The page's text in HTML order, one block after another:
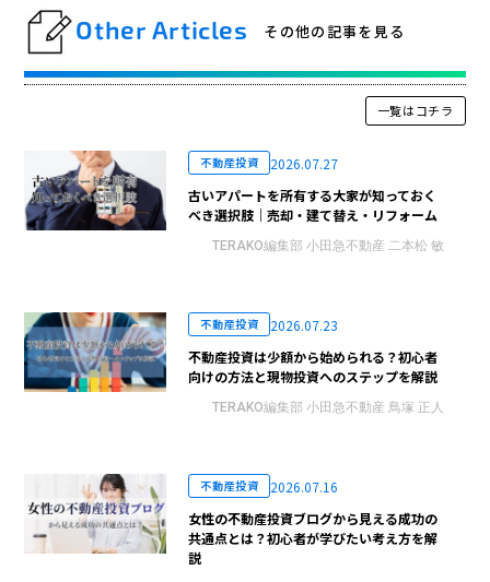
Other Articles その他の記事を見る
一覧はコチラ
不動産投資
2026.07.27
古いアパートを所有する大家が知っておく
べき選択肢｜売却・建て替え・リフォーム
TERAKO編集部 小田急不動産 二本松 敏
不動産投資
2026.07.23
不動産投資は少額から始められる？初心者
向けの方法と現物投資へのステップを解説
TERAKO編集部 小田急不動産 鳥塚 正人
不動産投資
2026.07.16
女性の不動産投資ブログから見える成功の
共通点とは？初心者が学びたい考え方を解
説